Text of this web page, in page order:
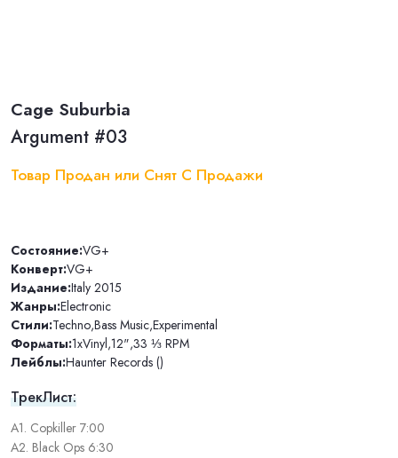
Cage Suburbia
Argument #03
Товар Продан или Снят С Продажи
Состояние:VG+
Конверт:VG+
Издание:Italy 2015
Жанры:Electronic
Стили:Techno,Bass Music,Experimental
Форматы:1xVinyl,12",33 ⅓ RPM
Лейблы:Haunter Records ()
ТрекЛист:
A1. Copkiller 7:00
A2. Black Ops 6:30